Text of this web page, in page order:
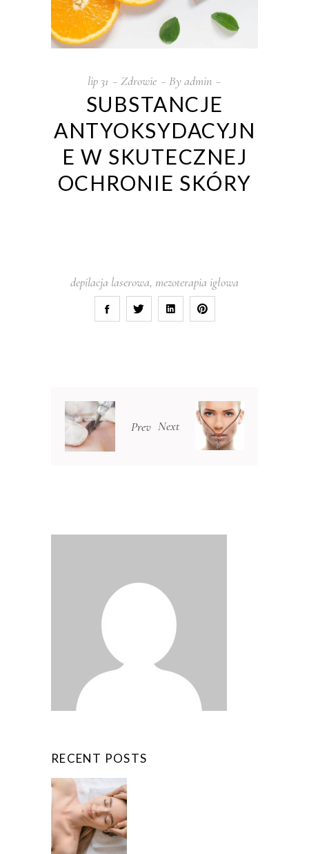
lip 31 Zdrowie Byadmin
SUBSTANCJE
ANTYOKSYDACYJN
E W SKUTECZNEJ
OCHRONIE SKÓRY
depilacja laserowa, mezoterapia igłowa
Prev Next
RECENT POSTS